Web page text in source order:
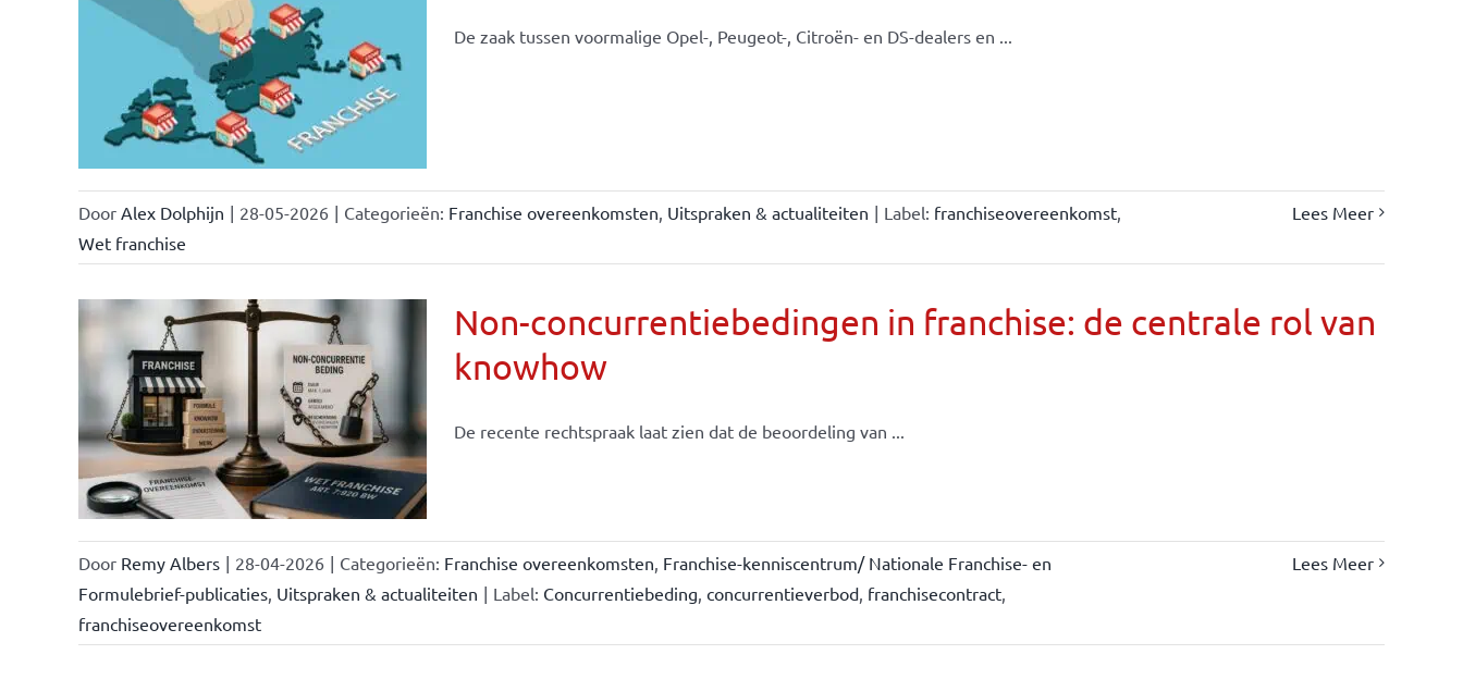
De zaak tussen voormalige Opel-, Peugeot-, Citroën- en DS-dealers en ...
Door Alex Dolphijn | 28-05-2026 | Categorieën: Franchise overeenkomsten Uitspraken & actualiteiten | Label: franchiseovereenkomst,
Wet franchise
Lees Meer
Non-concurrentiebedingen in franchise: de centrale rol van
knowhow
De recente rechtspraak laat zien dat de beoordeling van ...
Door Remy Albers | 28-04-2026 | Categorieën: Franchise overeenkomsten Franchise-kenniscentrum/ Nationale Franchise- en
Formulebrief-publicaties, Uitspraken & actualiteiten | Label: Concurrentiebeding concurrentieverbod, franchisecontract,
franchiseovereenkomst
Lees Meer